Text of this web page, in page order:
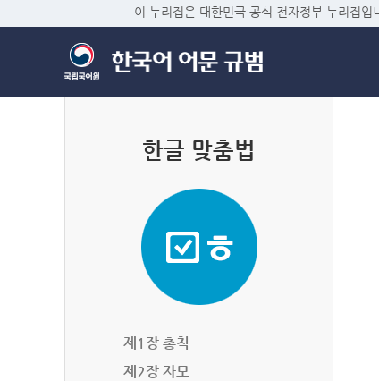
이 누리집은 대한민국 공식 전자정부 누리집입
한글 맞춤법
제1장 총칙
제2장 자모